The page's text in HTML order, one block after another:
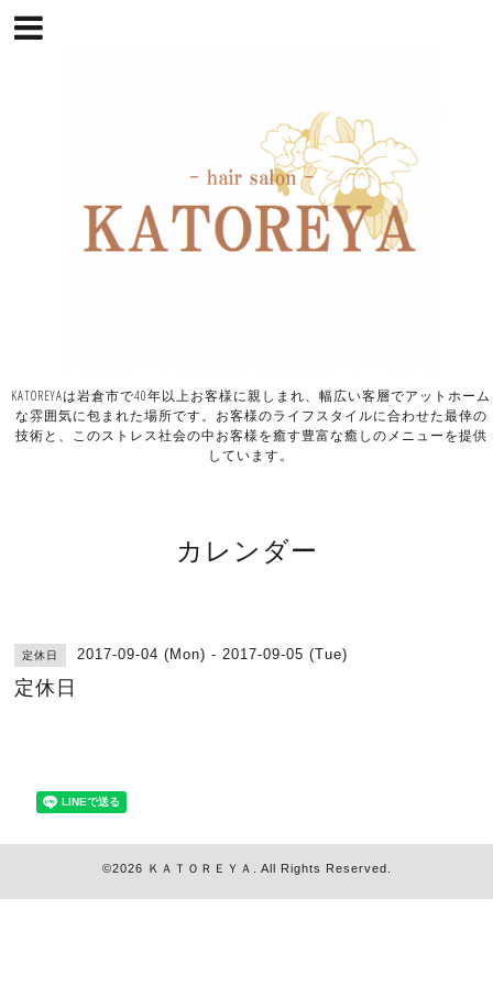
KATOREYAは岩倉市で40年以上お客様に親しまれ、幅広い客層でアットホーム
な雰囲気に包まれた場所です。お客様のライフスタイルに合わせた最倖の
技術と、このストレス社会の中お客様を癒す豊富な癒しのメニューを提供
しています。
カレンダー
定休日 2017-09-04 (Mon) - 2017-09-05 (Tue)
定休日
©2026 ＫＡＴＯＲＥＹＡ . All Rights Reserved.